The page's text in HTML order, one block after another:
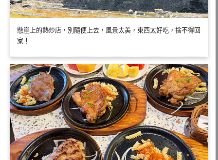
懸崖上的熱炒店，別隨便上去，風景太美，東西太好吃，捨不得回
家！